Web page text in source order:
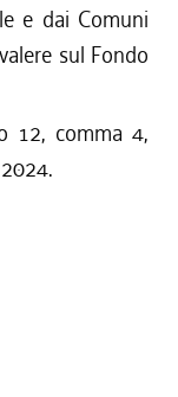
e dai Comuni
sul Fondo
12, comma 4,